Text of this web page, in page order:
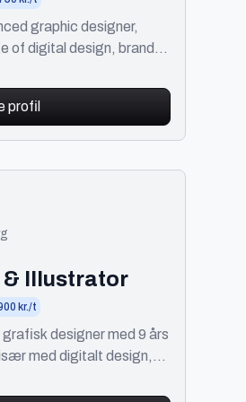
graphic designer,
of digital design, brand
profil
Illustrator
kr./t
med digitalt design,